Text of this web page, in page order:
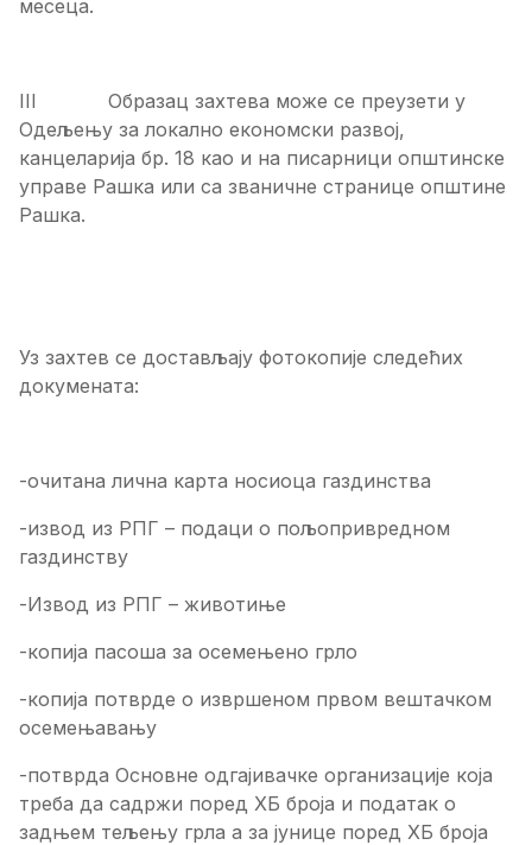
месеца.
III Образац захтева може се преузети у
Одељењу за локално економски развој,
канцеларија бр. 18 као и на писарници општинске
управе Рашка или са званичне странице општине
Рашка.
Уз захтев се достављају фотокопије следећих
докумената:
-очитана лична карта носиоца газдинства
-извод из РПГ – подаци о пољопривредном
газдинству
-Извод из РПГ – животиње
-копија пасоша за осемењено грло
-копија потврде о извршеном првом вештачком
осемењавању
-потврда Основне одгајивачке организације која
треба да садржи поред ХБ броја и податак о
задњем тељењу грла а за јунице поред ХБ броја